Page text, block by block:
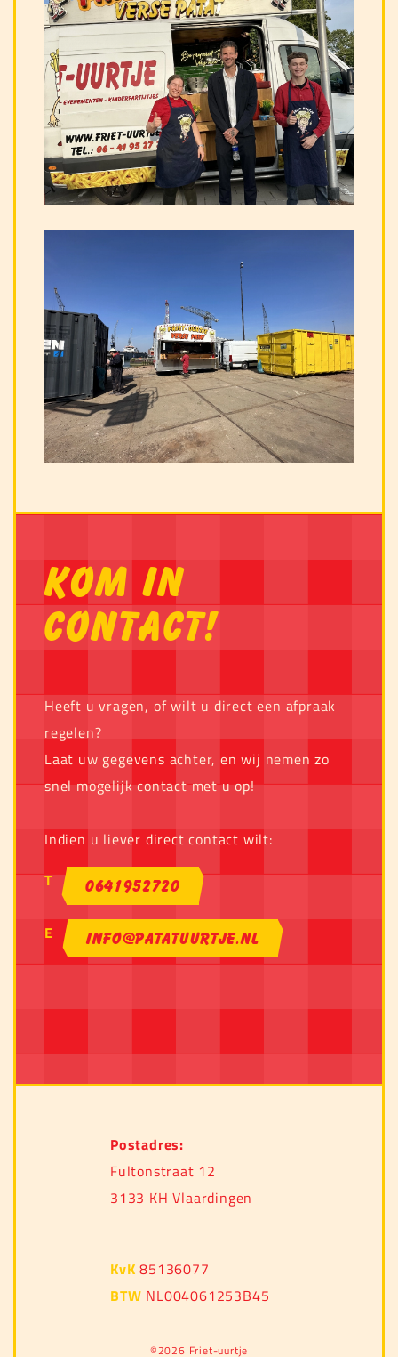
Kom in
contact!
Heeft u vragen, of wilt u direct een afpraak
regelen?
Laat uw gegevens achter, en wij nemen zo
snel mogelijk contact met u op!
Indien u liever direct contact wilt:
T 0641952720
E info@patatuurtje.nl
Postadres:
Fultonstraat 12
3133 KH Vlaardingen
KvK 85136077
BTW NL004061253B45
©2026 Friet-uurtje